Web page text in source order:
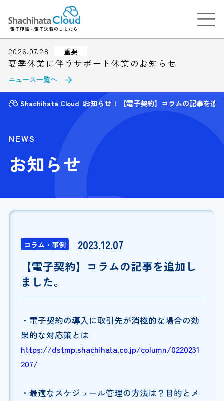
電子印鑑・電子決裁のことなら
2026.07.28 重要
夏季休業に伴うサポート休業のお知らせ
ニュース一覧へ
Shachihata Cloud お知らせ 【電子契約】コラムの記事を追
NEWS
お知らせ
コラム・事例
2023.12.07
【電子契約】コラムの記事を追加し
ました。
・電子契約の導入に取引先が消極的な場合の効
果的な対応策とは
https://dstmp.shachihata.co.jp/column/0220231
207/
・最適なスケジュール管理の方法は？目的とメ